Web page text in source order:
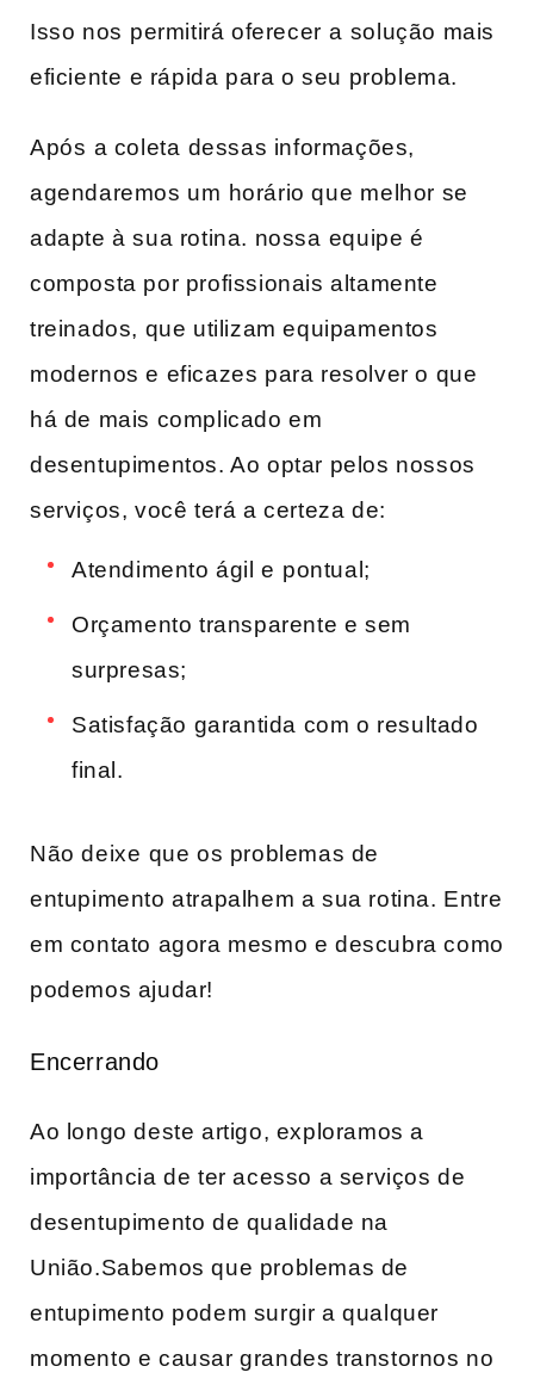
Isso nos⁤ permitirá oferecer⁢ a⁣ solução mais
eficiente ⁤e rápida para o seu problema.
Após⁤ a coleta ⁤dessas informações,
agendaremos‍ um ⁢horário que ⁢melhor se
adapte à sua rotina. nossa⁢ equipe é
composta por profissionais altamente‌
treinados, que ‌utilizam equipamentos
modernos e eficazes‌ para resolver o que
há de mais‌ complicado em
desentupimentos. Ao ‍optar pelos nossos
serviços, você terá a‍ certeza de:
Atendimento ágil​ e ⁤pontual;
Orçamento transparente e sem
surpresas;
Satisfação garantida com ‌o resultado
final.
Não deixe⁣ que os problemas de
entupimento atrapalhem a sua ‌rotina. Entre
em contato agora mesmo e descubra como
​podemos ajudar!
Encerrando
Ao ​longo deste artigo, ‍exploramos a
importância de ter acesso a serviços de
desentupimento ‍de qualidade na
União.Sabemos que problemas de
entupimento podem surgir​ a qualquer
momento e causar grandes‌ transtornos no⁣